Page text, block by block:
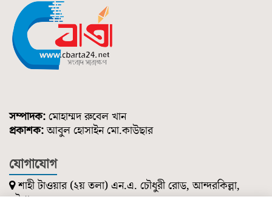
সম্পাদক: মোহাম্মদ রুবেল খান
প্রকাশক:আবুল হোসাইন মো.কাউছার
যোগাযোগ
শাহী টাওয়ার (২য় তলা) এন.এ. চৌধুরী রোড, আন্দরকিল্লা,